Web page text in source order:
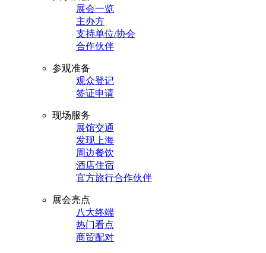
展会一览
主办方
支持单位/协会
合作伙伴
参观准备
观众登记
签证申请
现场服务
展馆交通
发现上海
周边餐饮
酒店住宿
官方旅行合作伙伴
展会亮点
八大终端
热门看点
商贸配对